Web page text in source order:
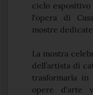
ciclo
l'opera di
mostre
La mostra
dell’artista di
trasformarla
opere d'arte